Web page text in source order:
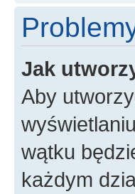
Jak
Aby
wątku
każdym